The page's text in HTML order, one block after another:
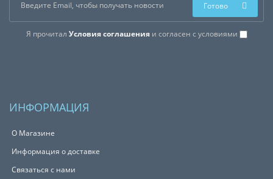
Я прочитал Условия соглашенияи согласен с условиями
Готово
ИНФОРМАЦИЯ
О Магазине
Информация о доставке
Связаться с нами